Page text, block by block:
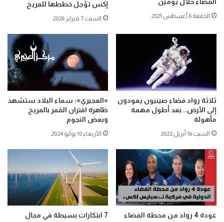
الفضاء خلال يومين
الجمعة 6 أغسطس 2021
إكس تؤجل خططها للمريخ
السبت 7 فبراير 2026
ثلاثة رواد فضاء صينيون يعودون
إلى الأرض.. بعد أطول مهمة
مأهولة
السبت 16 أبريل 2022
«العجيري»: سماء البلاد ستشهد
ظاهرة اقتران القمر بالمريخ
وبعض النجوم
الأربعاء 10 يوليو 2024
عودة 4 رواد من محطة الفضاء
7 ابتكارات بسيطة في مجال